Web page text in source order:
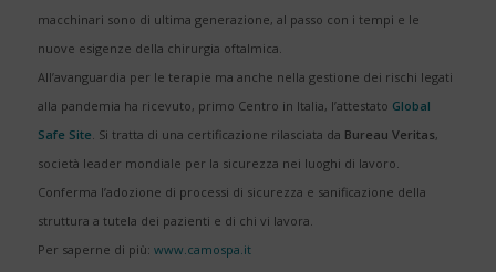
macchinari sono di ultima generazione, al passo con i tempi e le
nuove esigenze della chirurgia oftalmica.
All’avanguardia per le terapie ma anche nella gestione dei rischi legati
alla pandemia ha ricevuto, primo Centro in Italia, l’attestato Global
Safe Site . Si tratta di una certificazione rilasciata da Bureau Veritas,
società leader mondiale per la sicurezza nei luoghi di lavoro.
Conferma l’adozione di processi di sicurezza e sanificazione della
struttura a tutela dei pazienti e di chi vi lavora.
Per saperne di più: www.camospa.it